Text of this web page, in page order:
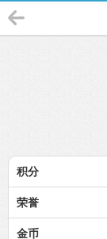
积分
荣誉
金币